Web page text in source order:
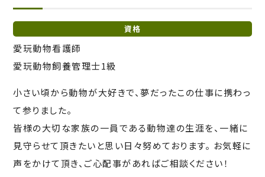
資格
愛玩動物看護師
愛玩動物飼養管理士1級
小さい頃から動物が大好きで、夢だったこの仕事に携わっ
て参りました。
皆様の大切な家族の一員である動物達の生涯を、一緒に
見守らせて頂きたいと思い日々努めております。 お気軽に
声をかけて頂き、ご心配事があればご相談ください！